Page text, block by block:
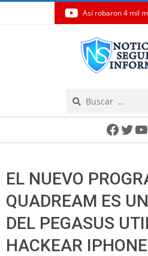
Así robaron 4 mil
EL NUEVO
QUADREAM ES
DEL PEGASUS
HACKEAR